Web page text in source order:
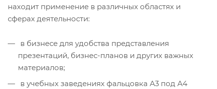
находит применение в различных областях и
сферах деятельности:
в бизнесе для удобства представления
презентаций, бизнес-планов и других важных
материалов;
в учебных заведениях фальцовка А3 под А4